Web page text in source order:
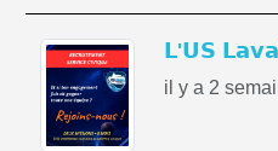
𝗟'𝗨𝗦
il y a 2